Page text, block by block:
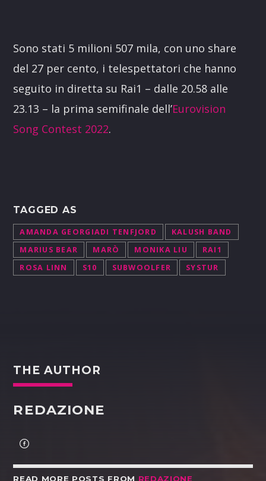
Sono stati 5 milioni 507 mila, con uno share
del 27 per cento, i telespettatori che hanno
seguito in diretta su Rai1 – dalle 20.58 alle
23.13 – la prima semifinale dell’Eurovision
Song Contest 2022.
TAGGED AS
AMANDA GEORGIADI TENFJORD
KALUSH BAND
MARIUS BEAR
MARÒ MONIKA LIU
RAI1
ROSA LINN
S10 SUBWOOLFER SYSTUR
THE AUTHOR
REDAZIONE
READ MORE POSTS FROM REDAZIONE